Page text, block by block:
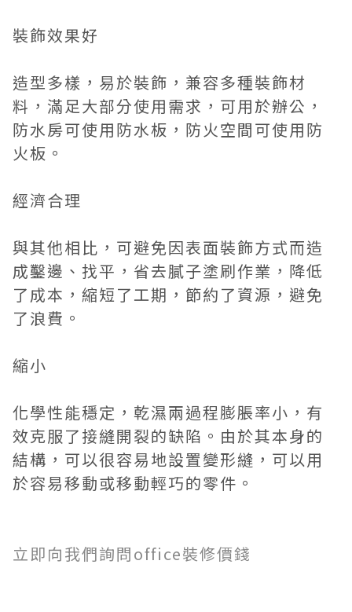
裝飾效果好
造型多樣，易於裝飾，兼容多種裝飾材
料，滿足大部分使用需求，可用於辦公，
防水房可使用防水板，防火空間可使用防
火板。
經濟合理
與其他相比，可避免因表面裝飾方式而造
成鑿邊、找平，省去膩子塗刷作業，降低
了成本，縮短了工期，節約了資源，避免
了浪費。
縮小
化學性能穩定，乾濕兩過程膨脹率小，有
效克服了接縫開裂的缺陷。由於其本身的
結構，可以很容易地設置變形縫，可以用
於容易移動或移動輕巧的零件。
立即向我們詢問office裝修價錢